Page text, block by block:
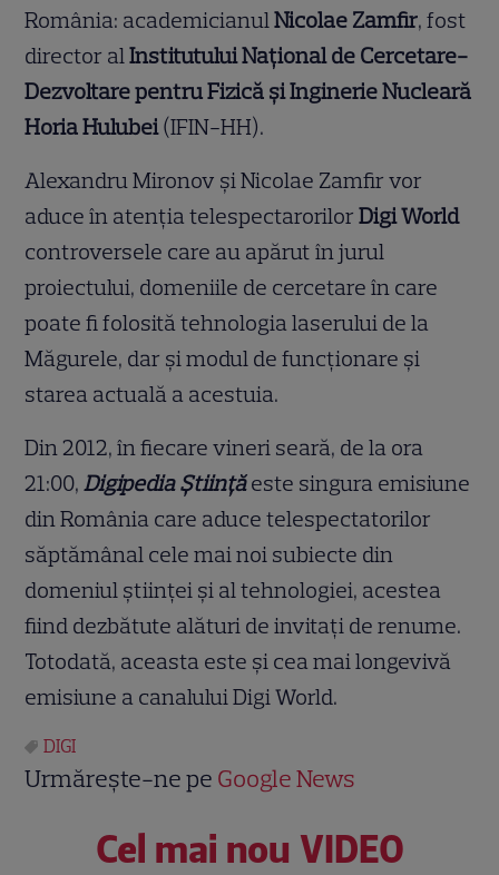
România: academicianulNicolae Zamfir, fost
director alInstitutului Național de Cercetare-
Dezvoltare pentru Fizică și Inginerie Nucleară
Horia Hulubei(IFIN-HH).
Alexandru Mironov și Nicolae Zamfir vor
aduce în atenția telespectarorilorDigi World
controversele care au apărut în jurul
proiectului, domeniile de cercetare în care
poate fi folosită tehnologia laserului de la
Măgurele, dar și modul de funcționare și
starea actuală a acestuia.
Din 2012, în fiecare vineri seară, de la ora
21:00,Digipedia Științăeste singura emisiune
din România care aduce telespectatorilor
săptămânal cele mai noi subiecte din
domeniul științei și al tehnologiei, acestea
fiind dezbătute alături de invitați de renume.
Totodată, aceasta este și cea mai longevivă
emisiune a canalului Digi World.
DIGI
Urmărește-ne pe Google News
Cel mai nou VIDEO